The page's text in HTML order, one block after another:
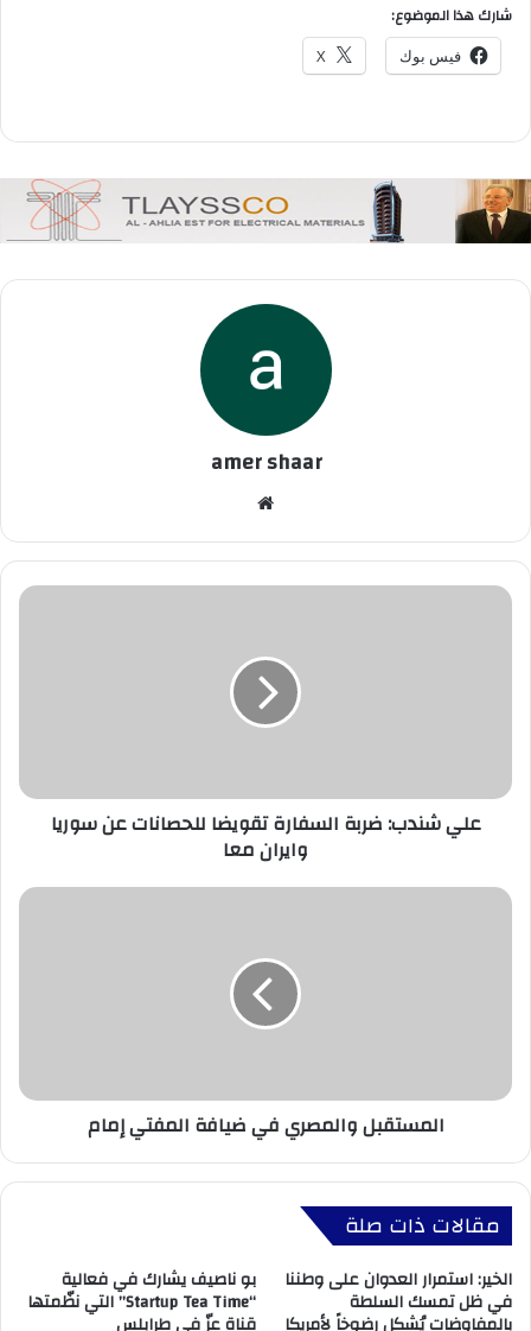
شارك هذا الموضوع:
فيس بوك X
amer shaar
علي شندب: ضربة السفارة تقويضا للحصانات عن سوريا
وايران معا
المستقبل والمصري في ضيافة المفتي إمام
مقالات ذات صلة
الخير: استمرار العدوان على وطننا
في ظل تمسك السلطة
بو ناصيف يشارك في فعالية
“Startup Tea Time” التي نظّمتها